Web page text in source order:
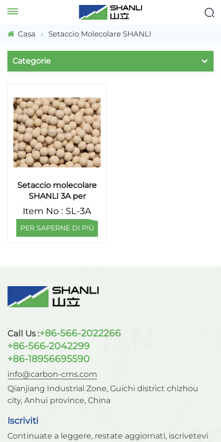
Casa Setaccio Molecolare SHANLI
Categorie
Setaccio molecolare
SHANLI 3A per
essiccazione a gas
Item No : SL-3A
PER SAPERNE DI PIÙ
Call Us :+86-566-2022266
+86-566-2042299
+86-18956695590
info@carbon-cms.com
Qianjiang Industrial Zone, Guichi district chizhou
city, Anhui province, China
Iscriviti
Continuate a leggere, restate aggiornati, iscrivetevi